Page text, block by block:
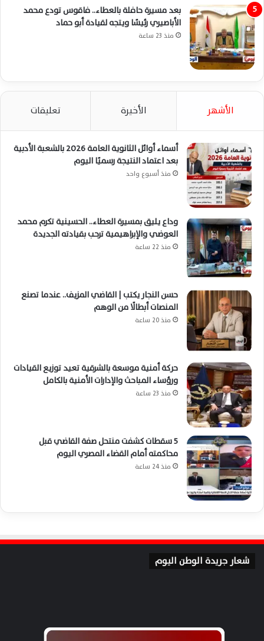
بعد مسيرة حافلة بالعطاء.. فاقوس تودع محمد
الأباصيري رئيسًا ويتجه لقيادة أبو حماد
منذ 23 ساعة
الأشهر الأخيرة تعليقات
أسماء أوائل الثانوية العامة 2026 بالشعبة الأدبية
بعد اعتماد النتيجة رسميًا اليوم
منذ أسبوع واحد
وداع يليق بمسيرة العطاء.. الحسينية تكرم محمد
العوضي والإبراهيمية ترحب بقيادته الجديدة
منذ 22 ساعة
حسن النجار يكتب | القاضي المزيف.. عندما تصنع
المنصات أبطالًا من الوهم
منذ 20 ساعة
حركة أمنية موسعة بالشرقية تعيد توزيع القيادات
ورؤساء المباحث والإدارات الأمنية بالكامل
منذ 23 ساعة
5 سقطات كشفت منتحل صفة القاضي قبل
محاكمته أمام القضاء المصري اليوم
منذ 24 ساعة
شعار جريدة الوطن اليوم